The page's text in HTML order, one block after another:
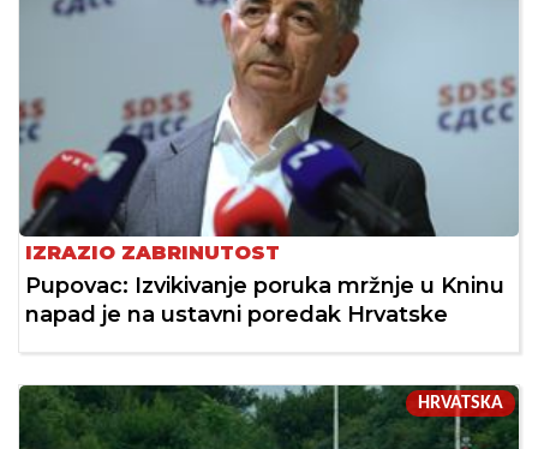
IZRAZIO ZABRINUTOST
Pupovac: Izvikivanje poruka mržnje u Kninu
napad je na ustavni poredak Hrvatske
HRVATSKA